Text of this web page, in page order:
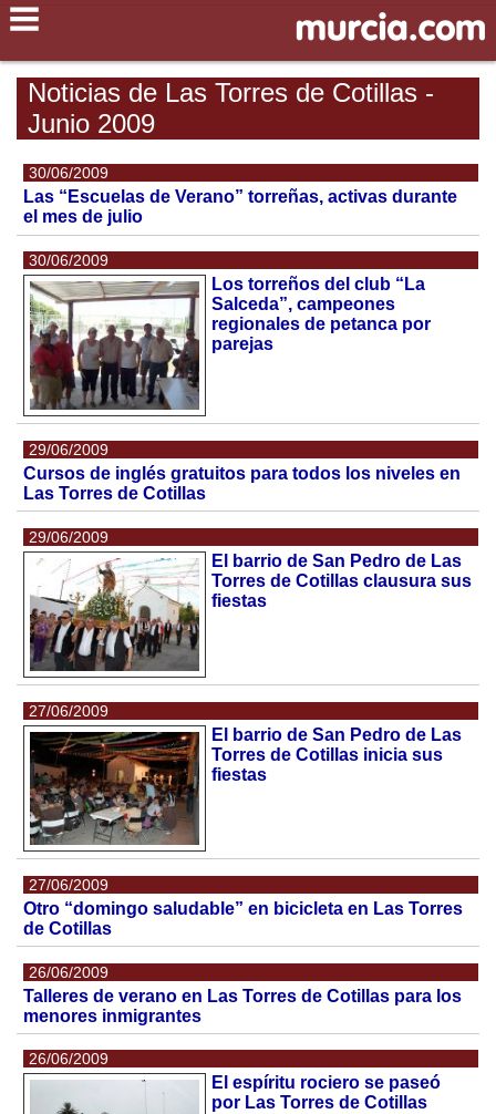
Noticias de Las Torres de Cotillas -
Junio 2009
30/06/2009
Las “Escuelas de Verano” torreñas, activas durante
el mes de julio
30/06/2009
Los torreños del club “La
Salceda”, campeones
regionales de petanca por
parejas
29/06/2009
Cursos de inglés gratuitos para todos los niveles en
Las Torres de Cotillas
29/06/2009
El barrio de San Pedro de Las
Torres de Cotillas clausura sus
fiestas
27/06/2009
El barrio de San Pedro de Las
Torres de Cotillas inicia sus
fiestas
27/06/2009
Otro “domingo saludable” en bicicleta en Las Torres
de Cotillas
26/06/2009
Talleres de verano en Las Torres de Cotillas para los
menores inmigrantes
26/06/2009
El espíritu rociero se paseó
por Las Torres de Cotillas